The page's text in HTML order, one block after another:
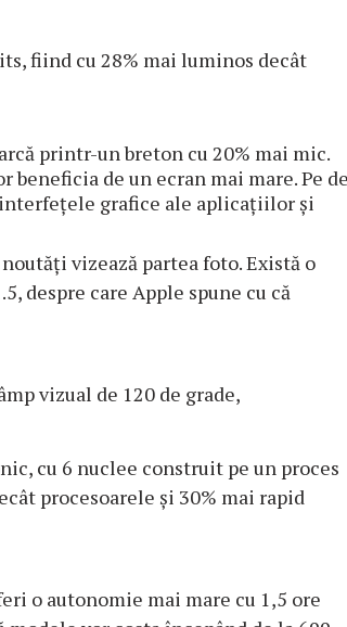
fiind cu 28% mai luminos decât
printr-un breton cu 20% mai mic.
beneficia de un ecran mai mare. Pe de
grafice ale aplicaţiilor şi
vizează partea foto. Există o
despre care Apple spune cu că
vizual de 120 de grade,
cu 6 nuclee construit pe un proces
procesoarele şi 30% mai rapid
o autonomie mai mare cu 1,5 ore